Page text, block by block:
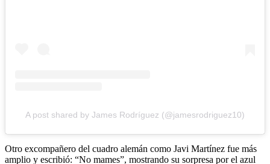
A post shared by James Rodríguez (@jamesrodriguez10)
Otro excompañero del cuadro alemán como Javi Martínez fue más
amplio y escribió: “No mames”, mostrando su sorpresa por el azul